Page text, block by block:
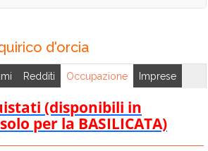
d'orcia
Redditi Occupazione Imprese
(disponibili in
per la BASILICATA)